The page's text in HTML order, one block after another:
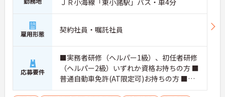
ＪＲ小海線「東小諸駅」バス・車4分
雇用形態 契約社員・嘱託社員
応募要件
■実務者研修（ヘルパー1級）、初任者研修
（ヘルパー2級）いずれか資格お持ちの方 ■
普通自動車免許(AT限定可)お持ちの方 ■未
経験可 ■施設での介護経験がある方は尚良